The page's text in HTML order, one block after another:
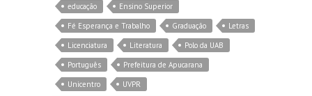
educação
Ensino Superior
Fé Esperança e Trabalho
Graduação
Letras
Licenciatura
Literatura
Polo da UAB
Português
Prefeitura de Apucarana
Unicentro
UVPR